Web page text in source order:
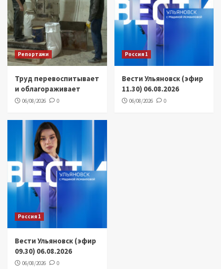
Репортажи
Труд перевоспитывает
и облагораживает
06/08/2026 0
Россия 1
Вести Ульяновск (эфир
11.30) 06.08.2026
06/08/2026 0
Россия 1
Вести Ульяновск (эфир
09.30) 06.08.2026
06/08/2026 0